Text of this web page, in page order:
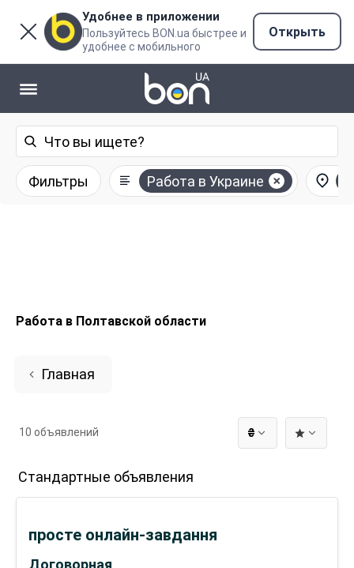
Удобнее в приложении
Пользуйтесь BON.ua быстрее и
удобнее с мобильного
Открыть
Фильтры Работа в Украине
Работа в Полтавской области
Главная
₴
10 объявлений
Стандартные объявления
Договорная
просте онлайн-завдання